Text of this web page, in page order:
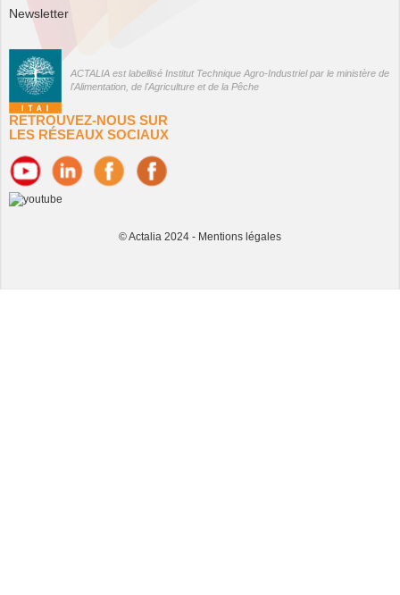
Newsletter
ACTALIA est labellisé Institut Technique Agro-Industriel par le ministère de
l'Alimentation, de l'Agriculture et de la Pêche
RETROUVEZ-NOUS SUR
LES RÉSEAUX SOCIAUX
© Actalia 2024 - Mentions légales